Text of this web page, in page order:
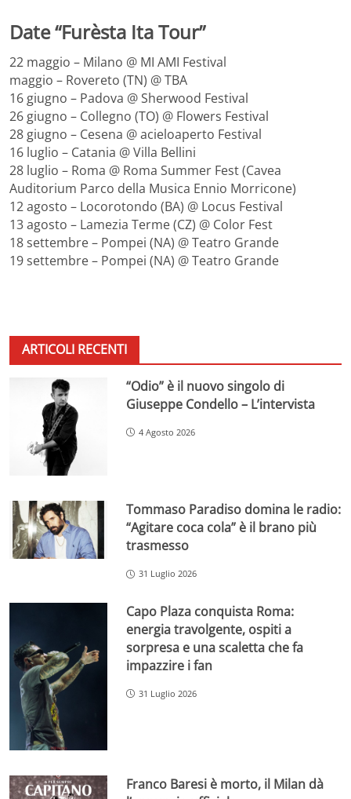
Date “Furèsta Ita Tour”
22 maggio – Milano @ MI AMI Festival
maggio – Rovereto (TN) @ TBA
16 giugno – Padova @ Sherwood Festival
26 giugno – Collegno (TO) @ Flowers Festival
28 giugno – Cesena @ acieloaperto Festival
16 luglio – Catania @ Villa Bellini
28 luglio – Roma @ Roma Summer Fest (Cavea
Auditorium Parco della Musica Ennio Morricone)
12 agosto – Locorotondo (BA) @ Locus Festival
13 agosto – Lamezia Terme (CZ) @ Color Fest
18 settembre – Pompei (NA) @ Teatro Grande
19 settembre – Pompei (NA) @ Teatro Grande
ARTICOLI RECENTI
“Odio” è il nuovo singolo di
Giuseppe Condello – L’intervista
4 Agosto 2026
Tommaso Paradiso domina le radio:
“Agitare coca cola” è il brano più
trasmesso
31 Luglio 2026
Capo Plaza conquista Roma:
energia travolgente, ospiti a
sorpresa e una scaletta che fa
impazzire i fan
31 Luglio 2026
Franco Baresi è morto, il Milan dà